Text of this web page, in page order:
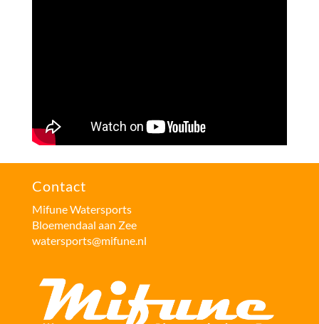
Contact
Mifune Watersports
Bloemendaal aan Zee
watersports@mifune.nl